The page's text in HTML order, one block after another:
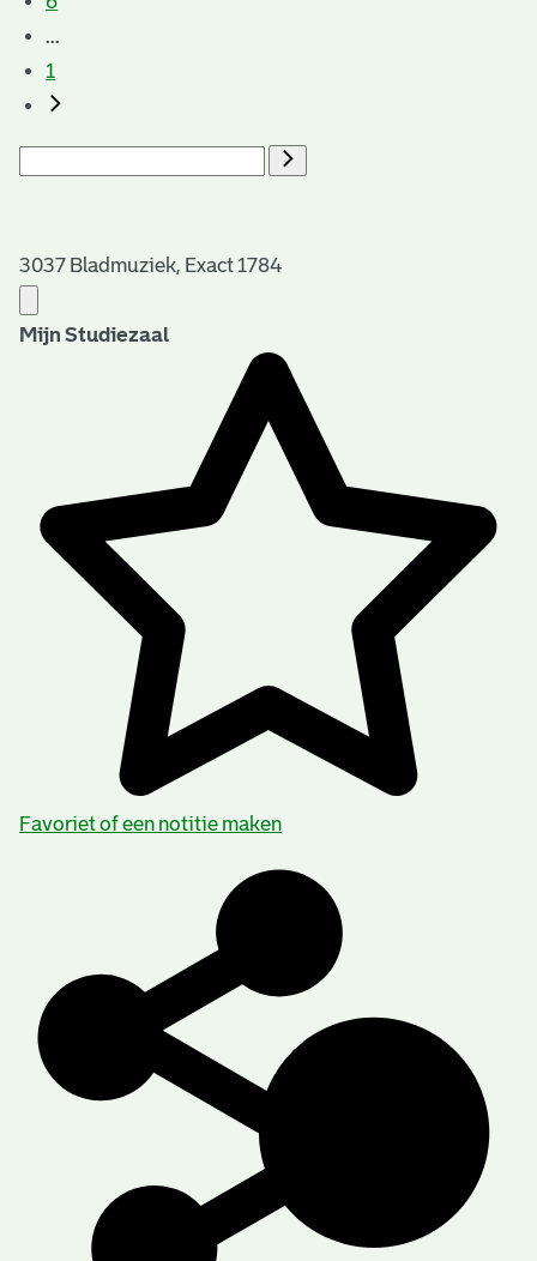
...
1
3037 Bladmuziek, Exact 1784
Mijn Studiezaal
Favoriet of een notitie maken